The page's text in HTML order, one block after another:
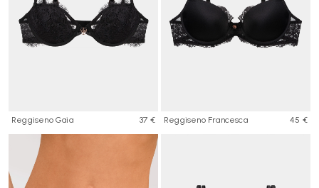
Reggiseno Gaia 37 € Reggiseno Francesca 45 €